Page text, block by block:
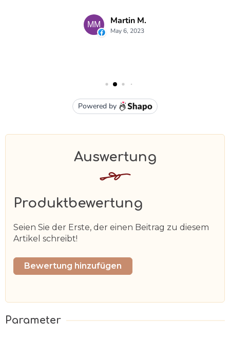
Produktbewertung
Seien Sie der Erste, der einen Beitrag zu diesem
Artikel schreibt!
Bewertung hinzufügen